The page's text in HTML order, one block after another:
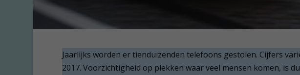
Jaarlijks worden er tienduizenden telefoons gestolen. Cijfers
2017. Voorzichtigheid op plekken waar veel mensen komen, is